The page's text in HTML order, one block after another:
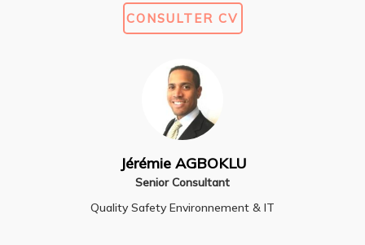
CONSULTER CV
Jérémie AGBOKLU
Senior Consultant
Quality Safety Environnement & IT